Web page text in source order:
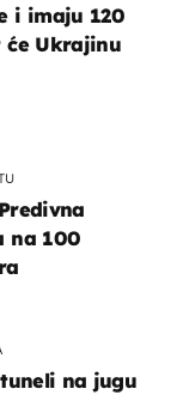
i imaju 120
će Ukrajinu
na 100
na jugu